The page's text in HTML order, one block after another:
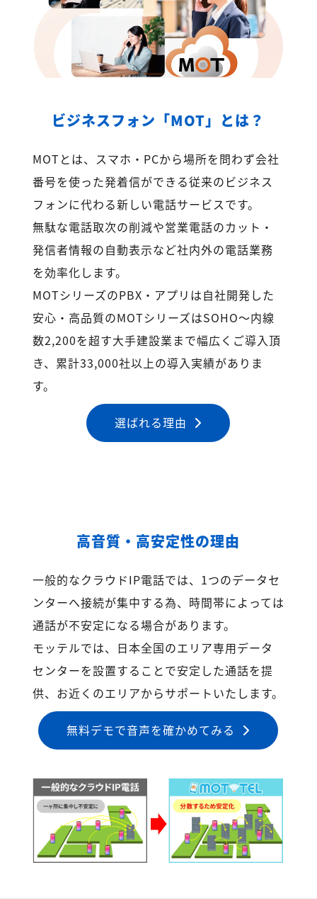
ビジネスフォン「MOT」とは？
MOTとは、スマホ・PCから場所を問わず会社
番号を使った発着信ができる従来のビジネス
フォンに代わる新しい電話サービスです。
無駄な電話取次の削減や営業電話のカット・
発信者情報の自動表示など社内外の電話業務
を効率化します。
MOTシリーズのPBX・アプリは自社開発した
安心・高品質のMOTシリーズはSOHO～内線
数2,200を超す大手建設業まで幅広くご導入頂
き、累計33,000社以上の導入実績がありま
す。
選ばれる理由
高音質・高安定性の理由
一般的なクラウドIP電話では、1つのデータセ
ンターへ接続が集中する為、時間帯によっては
通話が不安定になる場合があります。
モッテルでは、日本全国のエリア専用データ
センターを設置することで安定した通話を提
供、お近くのエリアからサポートいたします。
無料デモで音声を確かめてみる